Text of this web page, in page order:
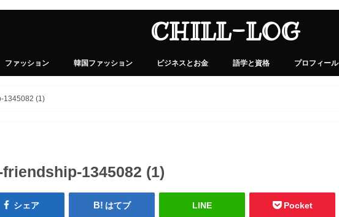
CHILL-LOG
ファッション 韓国ファッション ビジネスとお金 語学と資格 プロフィール
1345082 (1)
1345082 (1)
シェア はてブ LINE Pocket